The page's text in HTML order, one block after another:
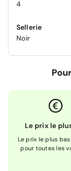
4
Sellerie
Noir
Le prix le
Le prix le plus
pour toutes les